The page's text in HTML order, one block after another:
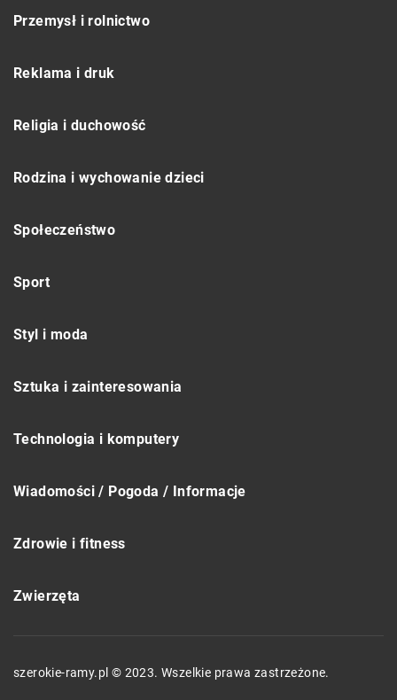
Przemysł i rolnictwo
Reklama i druk
Religia i duchowość
Rodzina i wychowanie dzieci
Społeczeństwo
Sport
Styl i moda
Sztuka i zainteresowania
Technologia i komputery
Wiadomości / Pogoda / Informacje
Zdrowie i fitness
Zwierzęta
szerokie-ramy.pl © 2023. Wszelkie prawa zastrzeżone.